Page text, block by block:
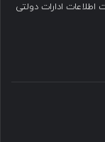
ادارات دولتی